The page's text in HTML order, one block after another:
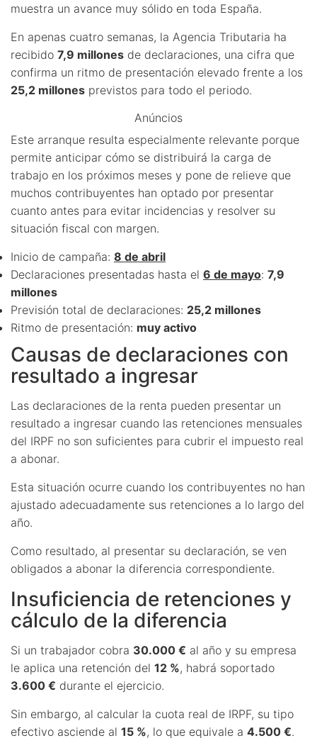
muestra un avance muy sólido en toda España.
En apenas cuatro semanas, la Agencia Tributaria ha
recibido 7,9 millones de declaraciones, una cifra que
confirma un ritmo de presentación elevado frente a los
25,2 millones previstos para todo el periodo.
Anúncios
Este arranque resulta especialmente relevante porque
permite anticipar cómo se distribuirá la carga de
trabajo en los próximos meses y pone de relieve que
muchos contribuyentes han optado por presentar
cuanto antes para evitar incidencias y resolver su
situación fiscal con margen.
Inicio de campaña: 8 de abril
Declaraciones presentadas hasta el 6 de mayo: 7,9
millones
Previsión total de declaraciones: 25,2 millones
Ritmo de presentación: muy activo
Causas de declaraciones con
resultado a ingresar
Las declaraciones de la renta pueden presentar un
resultado a ingresar cuando las retenciones mensuales
del IRPF no son suficientes para cubrir el impuesto real
a abonar.
Esta situación ocurre cuando los contribuyentes no han
ajustado adecuadamente sus retenciones a lo largo del
año.
Como resultado, al presentar su declaración, se ven
obligados a abonar la diferencia correspondiente.
Insuficiencia de retenciones y
cálculo de la diferencia
Si un trabajador cobra 30.000 € al año y su empresa
le aplica una retención del 12 %, habrá soportado
3.600 € durante el ejercicio.
Sin embargo, al calcular la cuota real de IRPF, su tipo
efectivo asciende al 15 %, lo que equivale a 4.500 €.